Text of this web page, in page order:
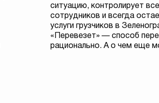
ситуацию, контролирует
сотрудников и всегда
услуги грузчиков в
«Перевезет» — способ
рационально. А о чем еще